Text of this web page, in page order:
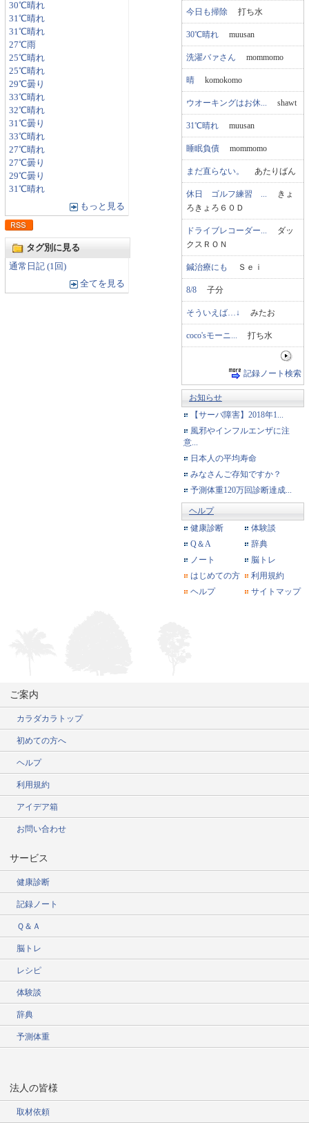
30℃晴れ
31℃晴れ
31℃晴れ
27℃雨
25℃晴れ
25℃晴れ
29℃曇り
33℃晴れ
32℃晴れ
31℃曇り
33℃晴れ
27℃晴れ
27℃曇り
29℃曇り
31℃晴れ
もっと見る
タグ別に見る
通常日記 (1回)
全てを見る
今日も掃除 打ち水
30℃晴れ muusan
洗濯バァさん mommomo
晴 komokomo
ウオーキングはお休... shawt
31℃晴れ muusan
睡眠負債 mommomo
まだ直らない。 あたりばん
休日 ゴルフ練習 ...
きょ
ろきょろ６０Ｄ
ドライブレコーダー...
ダッ
クスＲＯＮ
鍼治療にも Ｓｅｉ
8/8 子分
そういえば…↓ みたお
coco'sモーニ... 打ち水
記録ノート検索
お知らせ
【サーバ障害】2018年1...
風邪やインフルエンザに注
意...
日本人の平均寿命
みなさんご存知ですか？
予測体重120万回診断達成...
ヘルプ
健康診断
体験談
Q＆A
辞典
ノート
脳トレ
はじめての方
利用規約
ヘルプ
サイトマップ
ご案内
カラダカラトップ
初めての方へ
ヘルプ
利用規約
アイデア箱
お問い合わせ
サービス
健康診断
記録ノート
Ｑ＆Ａ
脳トレ
レシピ
体験談
辞典
予測体重
法人の皆様
取材依頼